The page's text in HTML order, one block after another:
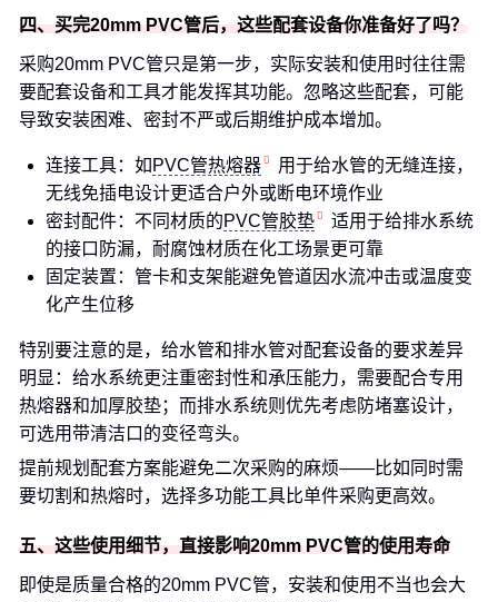
四、买完20mm PVC管后，这些配套设备你准备好了吗？
采购20mm PVC管只是第一步，实际安装和使用时往往需
要配套设备和工具才能发挥其功能。忽略这些配套，可能
导致安装困难、密封不严或后期维护成本增加。
连接工具：如 PVC管热熔器
用于给水管的无缝连接，
无线免插电设计更适合户外或断电环境作业
密封配件：不同材质的PVC管胶垫
适用于给排水系统
的接口防漏，耐腐蚀材质在化工场景更可靠
固定装置：管卡和支架能避免管道因水流冲击或温度变
化产生位移
特别要注意的是，给水管和排水管对配套设备的要求差异
明显：给水系统更注重密封性和承压能力，需要配合专用
热熔器和加厚胶垫；而排水系统则优先考虑防堵塞设计，
可选用带清洁口的变径弯头。
提前规划配套方案能避免二次采购的麻烦——比如同时需
要切割和热熔时，选择多功能工具比单件采购更高效。
五、这些使用细节，直接影响20mm PVC管的使用寿命
即使是质量合格的20mm PVC管，安装和使用不当也会大